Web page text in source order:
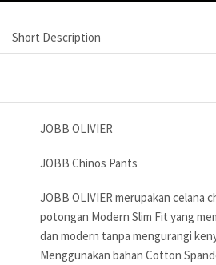
Short Description
JOBB OLIVIER
JOBB Chinos Pants
JOBB OLIVIER merupakan celana
potongan Modern Slim Fit yang
dan modern tanpa mengurangi
Menggunakan bahan Cotton